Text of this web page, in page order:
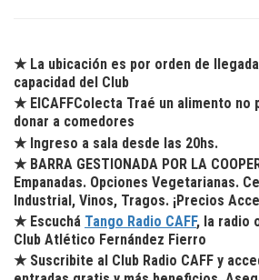
★ La ubicación es por orden de
capacidad del Club
★ ElCAFFColecta Traé un alimento no
donar a comedores
★ Ingreso a sala desde las 20hs.
★ BARRA GESTIONADA POR LA
Empanadas. Opciones Vegetarianas.
Industrial, Vinos, Tragos. ¡Precios
★ Escuchá Tango Radio CAFF, la radio
Club Atlético Fernández Fierro
★ Suscribite al Club Radio CAFF y